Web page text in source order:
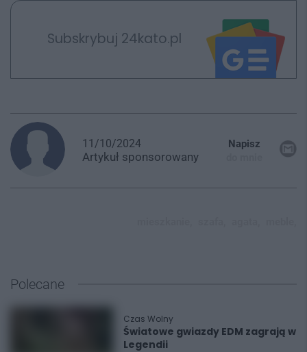
Subskrybuj 24kato.pl
11/10/2024
Artykuł sponsorowany
Napisz
Polecane
Czas Wolny
Światowe gwiazdy EDM zagrają w
Legendii